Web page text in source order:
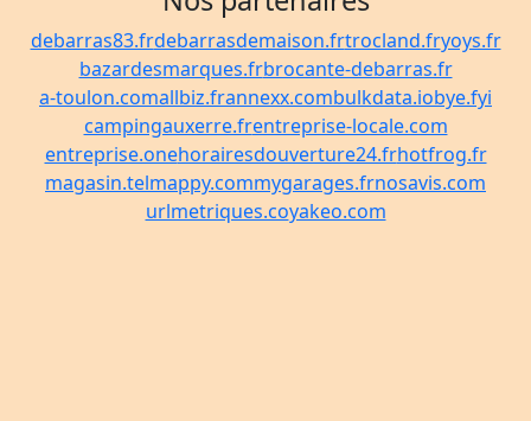
debarras83.frdebarrasdemaison.frtrocland.fryoys.fr
bazardesmarques.frbrocante-debarras.fr
a-toulon.comallbiz.frannexx.combulkdata.iobye.fyi
campingauxerre.frentreprise-locale.com
entreprise.onehorairesdouverture24.frhotfrog.fr
magasin.telmappy.commygarages.frnosavis.com
urlmetriques.coyakeo.com